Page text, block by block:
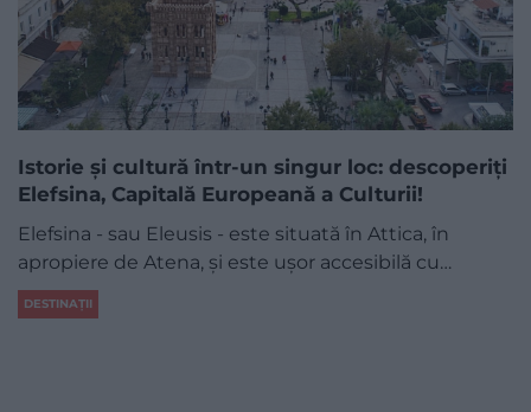
Istorie și cultură într-un singur loc: descoperiți
Elefsina, Capitală Europeană a Culturii!
Elefsina - sau Eleusis - este situată în Attica, în
apropiere de Atena, și este ușor accesibilă cu…
DESTINAȚII